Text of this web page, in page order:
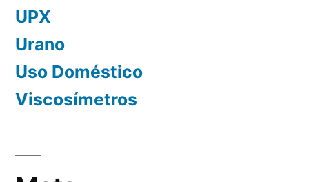
UPX
Urano
Uso Doméstico
Viscosímetros